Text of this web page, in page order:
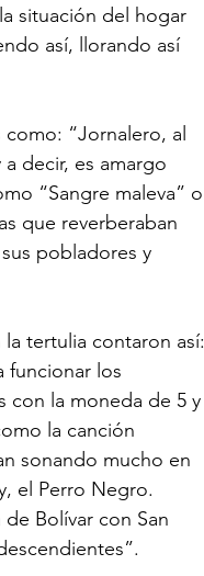
situación del hogar
así, llorando así
decir, es amargo
“Sangre maleva” o
que reverberaban
pobladores y
tertulia contaron así:
funcionar los
con la moneda de 5 y
la canción
sonando mucho en
el Perro Negro.
Bolívar con San